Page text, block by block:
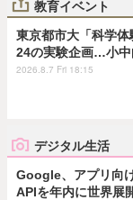
教育イベント
東京都市大「科学体
24の実験企画…小
2026.8.7 Fri 18:15
デジタル生活
Google、アプリ向
APIを年内に世界展